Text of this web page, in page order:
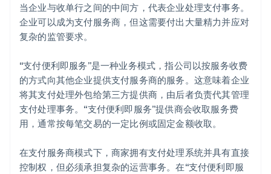
当企业与收单行之间的中间方，代表企业处理支付事务。
企业可以成为支付服务商，但这需要付出大量精力并应对
复杂的监管要求。
“支付便利即服务”是一种业务模式，指公司以按服务收费
的方式向其他企业提供支付服务商的服务。这意味着企业
将其支付处理外包给第三方提供商，由后者负责代其管理
支付处理事务。“支付便利即服务”提供商会收取服务费
用，通常按每笔交易的一定比例或固定金额收取。
在支付服务商模式下，商家拥有支付处理系统并具有直接
控制权，但必须承担复杂的运营事务。在“支付便利即服